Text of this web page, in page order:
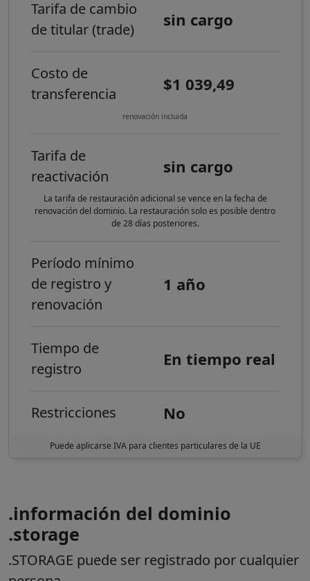
Tarifa de cambio
de titular (trade)
sin cargo
Costo de
transferencia
$1 039,49
renovación incluida
Tarifa de
reactivación
sin cargo
La tarifa de restauración adicional se vence en la fecha de
renovación del dominio. La restauración solo es posible dentro
de 28 días posteriores.
Período mínimo
de registro y
renovación
1 año
Tiempo de
registro
En tiempo real
Restricciones No
Puede aplicarse IVA para clientes particulares de la UE
.información del dominio
.storage
.STORAGE puede ser registrado por cualquier